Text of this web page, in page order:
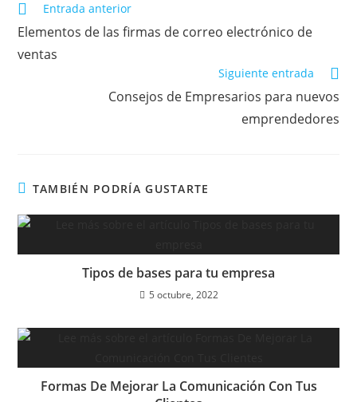
Entrada anterior
Elementos de las firmas de correo electrónico de
ventas
Siguiente entrada
Consejos de Empresarios para nuevos
emprendedores
TAMBIÉN PODRÍA GUSTARTE
Tipos de bases para tu empresa
5 octubre, 2022
Formas De Mejorar La Comunicación Con Tus